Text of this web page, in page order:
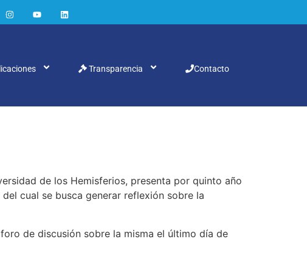
Transparencia Contacto
de los Hemisferios, presenta por quinto año
cual se busca generar reflexión sobre la
de discusión sobre la misma el último día de